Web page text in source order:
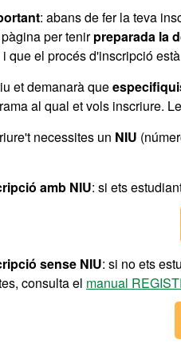
: abans de fer la teva
per tenirpreparada la
i que el procés d'inscripció
et demanarà que
al qual et vols inscriure.
necessites un NIU
amb NIU: si ets
sense NIU: si no ets
consulta el manual